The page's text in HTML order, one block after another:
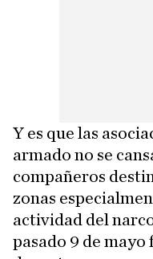
Y es que las
armado no se
compañeros
zonas
actividad del
pasado 9 de